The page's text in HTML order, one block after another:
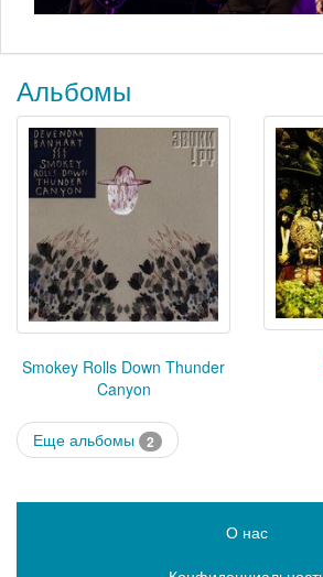
Альбомы
Smokey Rolls Down Thunder
Canyon
Еще альбомы 2
О нас